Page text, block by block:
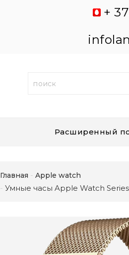
+
Расширенный
Главная Apple watch
Умные часы Apple Watch Series